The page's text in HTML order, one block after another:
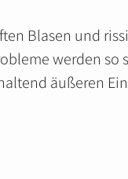
Blasen und
werden
äußeren